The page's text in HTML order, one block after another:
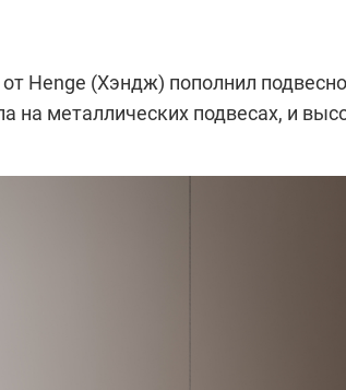
Henge (Хэндж) пополнил
на металлических подвесах, и